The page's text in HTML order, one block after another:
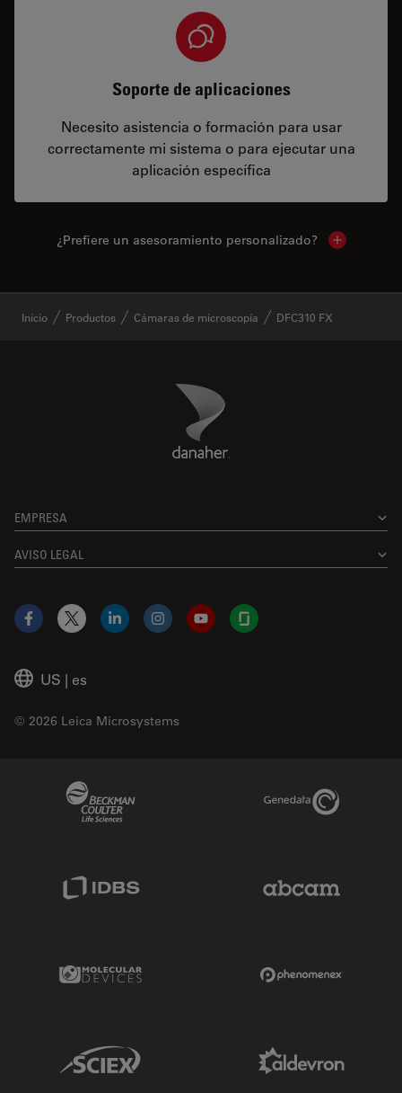
Soporte de aplicaciones
Necesito asistencia o formación para usar
correctamente mi sistema o para ejecutar una
aplicación específica
¿Prefiere un asesoramiento personalizado? Show local
Inicio Productos Cámaras de microscopía DFC310 FX
Danaher Logo
EMPRESA
AVISO LEGAL
US | es
© 2026 Leica Microsystems
Facebook
X LinkedInInstagramYouTubeGlassdoor
Genedata Link
Molecular Devices Link
Sciex Link